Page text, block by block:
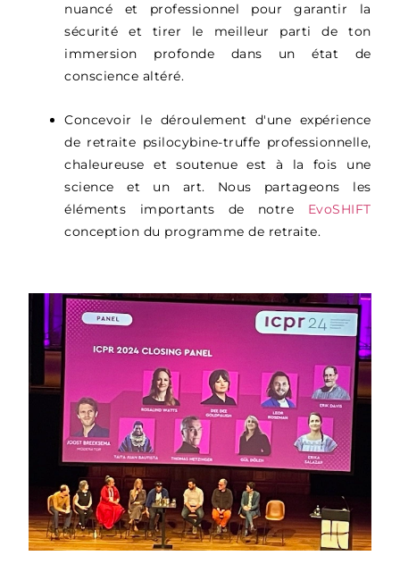
nuancé et professionnel pour garantir la
sécurité et tirer le meilleur parti de ton
immersion profonde dans un état de
conscience altéré.
Concevoir le déroulement d'une expérience
de retraite psilocybine-truffe professionnelle,
chaleureuse et soutenue est à la fois une
science et un art. Nous partageons les
éléments importants de notre EvoSHIFT
conception du programme de retraite.